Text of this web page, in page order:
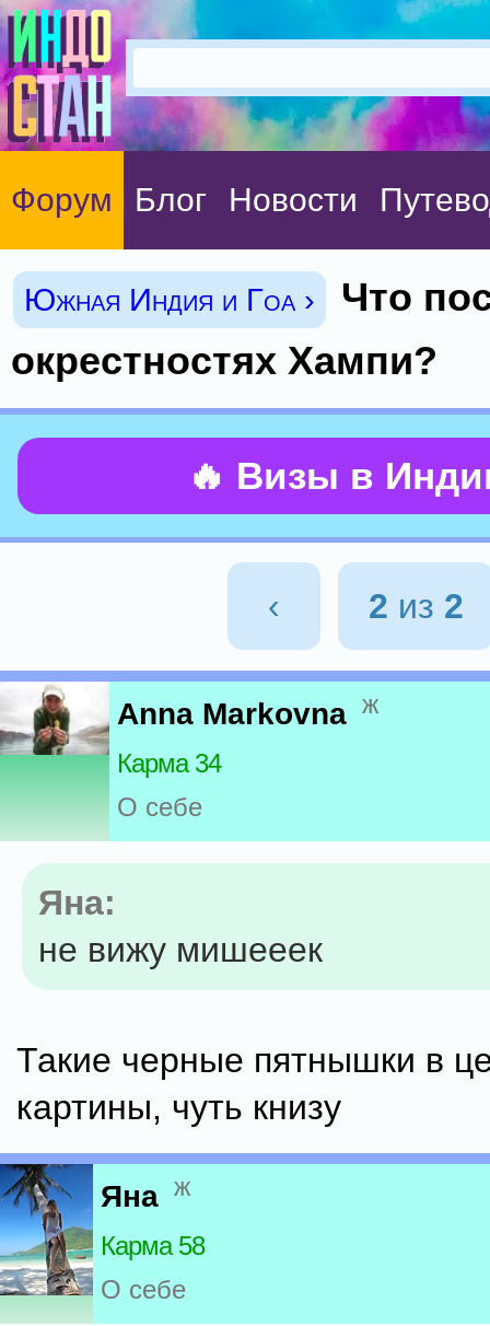
Форум Блог Новости
Южная Индия и Гоа ›
Что
окрестностях Хампи?
🔥 Визы в
‹ 2 из 2
Anna Markovna ж
Карма 34
О себе
Яна:
не вижу мишееек
Такие черные пятнышки в
картины, чуть книзу
Яна ж
Карма 58
О себе